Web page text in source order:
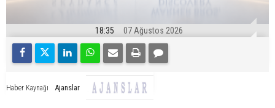
18:35 07 Ağustos 2026
Haber Kaynağı Ajanslar